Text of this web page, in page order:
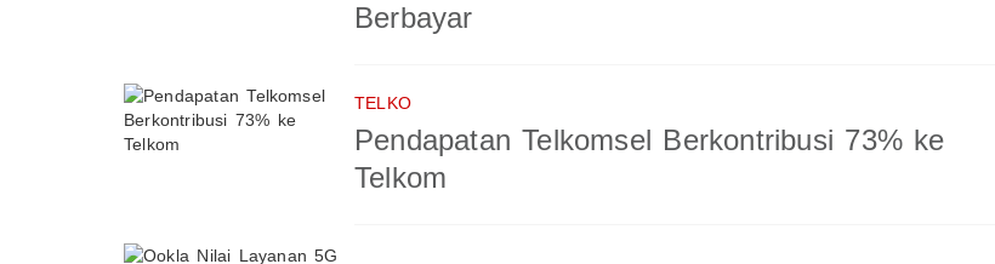
Berbayar
TELKO
Pendapatan Telkomsel Berkontribusi 73% ke
Telkom